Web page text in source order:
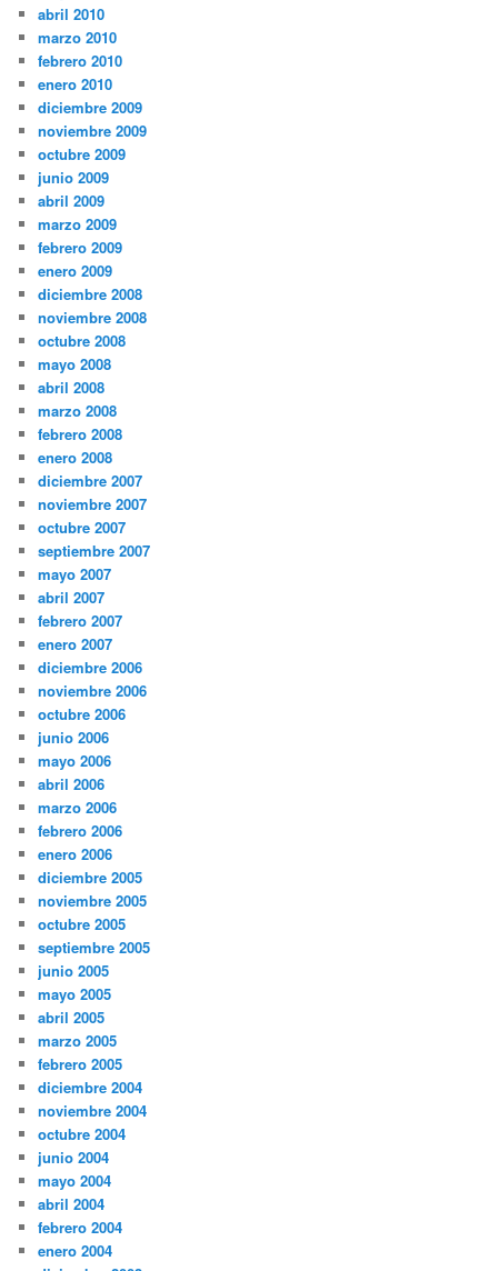
abril 2010
marzo 2010
febrero 2010
enero 2010
diciembre 2009
noviembre 2009
octubre 2009
junio 2009
abril 2009
marzo 2009
febrero 2009
enero 2009
diciembre 2008
noviembre 2008
octubre 2008
mayo 2008
abril 2008
marzo 2008
febrero 2008
enero 2008
diciembre 2007
noviembre 2007
octubre 2007
septiembre 2007
mayo 2007
abril 2007
febrero 2007
enero 2007
diciembre 2006
noviembre 2006
octubre 2006
junio 2006
mayo 2006
abril 2006
marzo 2006
febrero 2006
enero 2006
diciembre 2005
noviembre 2005
octubre 2005
septiembre 2005
junio 2005
mayo 2005
abril 2005
marzo 2005
febrero 2005
diciembre 2004
noviembre 2004
octubre 2004
junio 2004
mayo 2004
abril 2004
febrero 2004
enero 2004